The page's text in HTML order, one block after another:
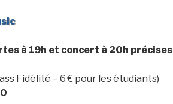
à 19h et concert à 20h précises
Fidélité – 6 € pour les étudiants)